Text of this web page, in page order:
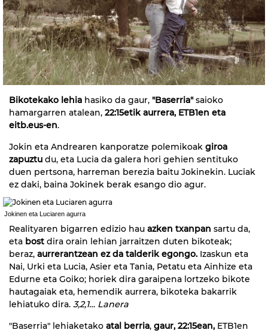
Bikotekako lehia hasiko da gaur, "Baserria"saioko
hamargarren atalean, 22:15etik aurrera, ETB1en eta
eitb.eus-en.
Jokin eta Andrearen kanporatze polemikoak giroa
zapuztu du, eta Lucia da galera hori gehien sentituko
duen pertsona, harreman berezia baitu Jokinekin. Luciak
ez daki, baina Jokinek berak esango dio agur.
Jokinen eta Luciaren agurra
Realityaren bigarren edizio hau azken txanpan sartu da,
eta bost dira orain lehian jarraitzen duten bikoteak;
beraz, aurrerantzean ez da talderik egongo. Izaskun eta
Nai, Urki eta Lucia, Asier eta Tania, Petatu eta Ainhize eta
Edurne eta Goiko; horiek dira garaipena lortzeko bikote
hautagaiak eta, hemendik aurrera, bikoteka bakarrik
lehiatuko dira. 3,2,1… Lanera
"Baserria" lehiaketako atal berria, gaur, 22:15ean, ETB1en